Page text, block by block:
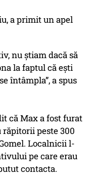
a primit un apel
nu știam dacă să
la faptul că ești
întâmpla”, a spus
că Max a fost furat
peste 300
Localnicii l-
pe care erau
contacta.